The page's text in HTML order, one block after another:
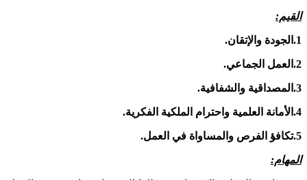
القيم:
1.الجودة والإتقان.
2.العمل الجماعي.
3.المصداقية والشفافية.
4.الأمانة العلمية واحترام الملكية الفكرية.
5.تكافؤ الفرص والمساواة في العمل.
المهام: